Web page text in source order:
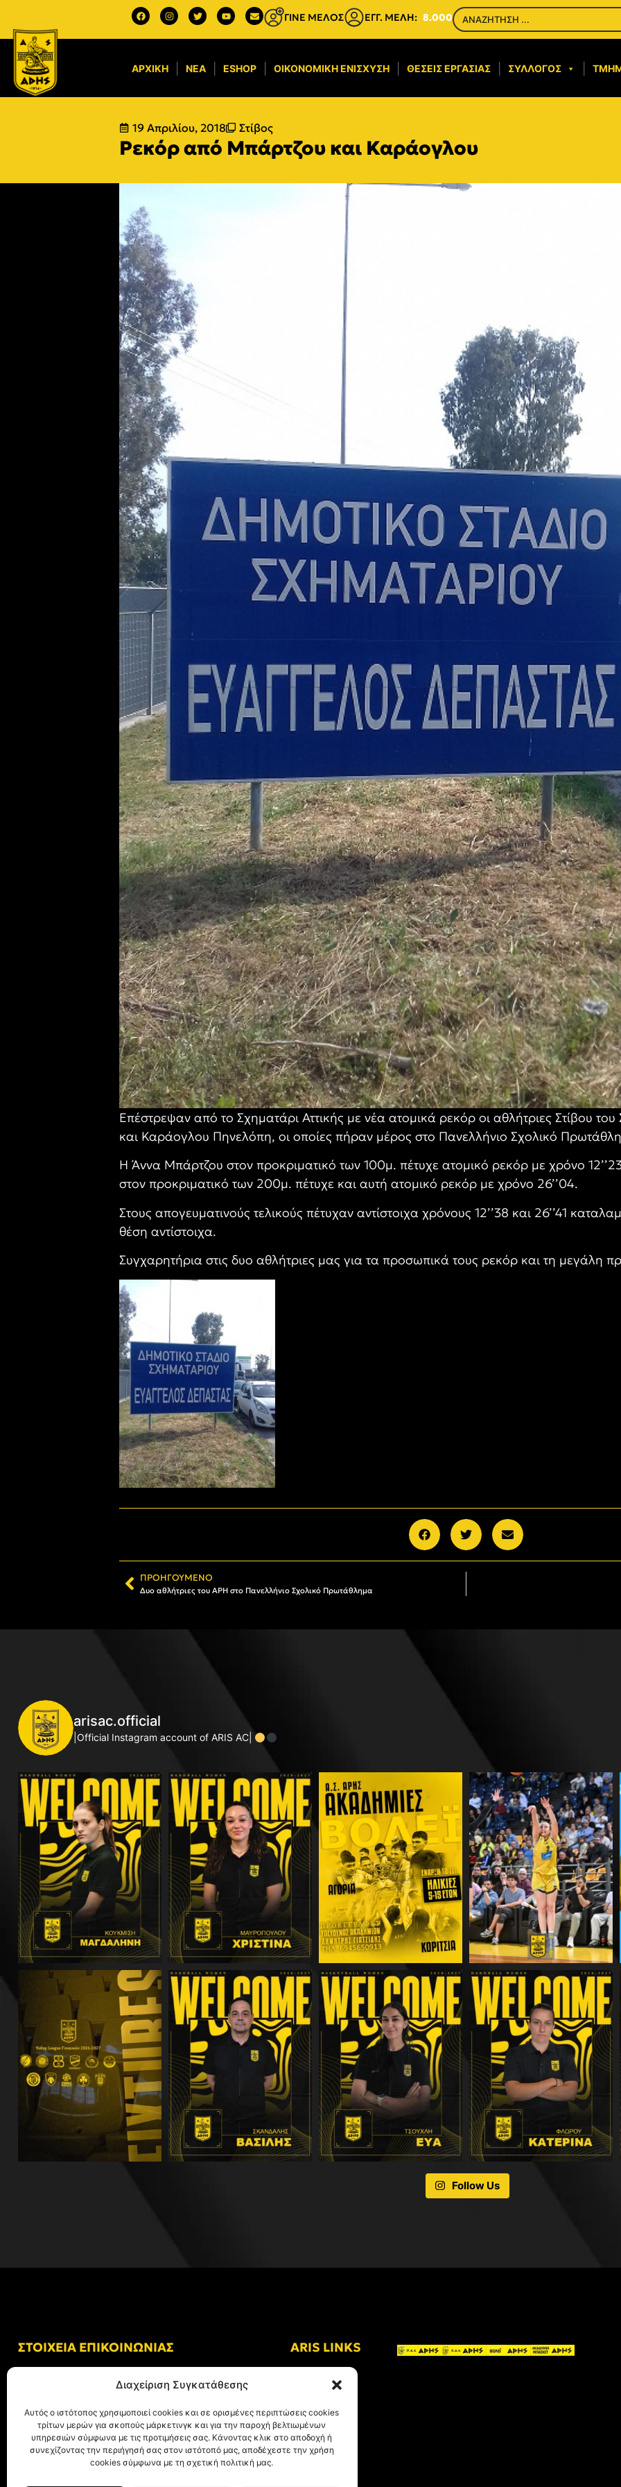
Διαχείριση Συγκατάθεσης
Αυτός ο ιστότοπος χρησιμοποιεί cookies και σε ορισμένες περιπτώσεις cookies
τρίτων μερών για σκοπούς μάρκετινγκ και για την παροχή βελτιωμένων
υπηρεσιών σύμφωνα με τις προτιμήσεις σας. Κάνοντας κλικ στο αποδοχή ή
συνεχίζοντας την περιήγησή σας στον ιστότοπό μας, αποδέχεστε την χρήση
cookies σύμφωνα με τη σχετική πολιτική μας.
ΓΙΝΕ ΜΕΛΟΣ ΕΓΓ. ΜΕΛΗ: 8.000
ΑΡΧΙΚΉ ΝΈΑ ESHOP ΟΙΚΟΝΟΜΙΚΉ ΕΝΊΣΧΥΣΗ​ ΘΈΣΕΙΣ ΕΡΓΑΣΊΑΣ ΣΎΛΛΟΓΟΣ
19 Απριλίου, 2018 Στίβος
Ρεκόρ από Μπάρτζου και Καράογλου
Επέστρεψαν από το Σχηματάρι Αττικής με νέα ατομικά ρεκόρ οι αθλήτριες Στίβου
και Καράογλου Πηνελόπη, οι οποίες πήραν μέρος στο Πανελλήνιο Σχολικό
Η Άννα Μπάρτζου στον προκριματικό των 100μ. πέτυχε ατομικό ρεκόρ με χρόνο
στον προκριματικό των 200μ. πέτυχε και αυτή ατομικό ρεκόρ με χρόνο 26’’04.
Στους απογευματινούς τελικούς πέτυχαν αντίστοιχα χρόνους 12’’38 και 26’’41
θέση αντίστοιχα.
Συγχαρητήρια στις δυο αθλήτριες μας για τα προσωπικά τους ρεκόρ και τη μεγάλη
ΠΡΟΗΓΟΎΜΕΝΟ
Δυο αθλήτριες του ΑΡΗ στο Πανελλήνιο Σχολικό Πρωτάθλημα
arisac.official
|Official Instagram account of ARIS AC|
Follow Us
ΣΤΟΙΧΕΙΑ ΕΠΙΚΟΙΝΩΝΙΑΣ
Αλκμήνης 69, Χαριλάου
Τ.Κ. 54249 Θεσσαλονίκη
Tηλ. Επικοινωνίας:+30 (2310) 305 402
E-mail:
info@aris.gr
ARIS LINKS